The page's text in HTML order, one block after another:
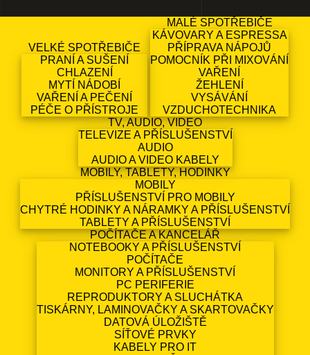
VELKÉ SPOTŘEBIČE
PRANÍ A SUŠENÍ
CHLAZENÍ
MYTÍ NÁDOBÍ
VAŘENÍ A PEČENÍ
PÉČE O PŘÍSTROJE
MALÉ SPOTŘEBIČE
KÁVOVARY A ESPRESSA
PŘÍPRAVA NÁPOJŮ
POMOCNÍK PŘI MIXOVÁNÍ
VAŘENÍ
ŽEHLENÍ
VYSÁVÁNÍ
VZDUCHOTECHNIKA
TV, AUDIO, VIDEO
TELEVIZE A PŘÍSLUŠENSTVÍ
AUDIO
AUDIO A VIDEO KABELY
MOBILY, TABLETY, HODINKY
MOBILY
PŘÍSLUŠENSTVÍ PRO MOBILY
CHYTRÉ HODINKY A NÁRAMKY A PŘÍSLUŠENSTVÍ
TABLETY A PŘÍSLUŠENSTVÍ
POČÍTAČE A KANCELÁŘ
NOTEBOOKY A PŘÍSLUŠENSTVÍ
POČÍTAČE
MONITORY A PŘÍSLUŠENSTVÍ
PC PERIFERIE
REPRODUKTORY A SLUCHÁTKA
TISKÁRNY, LAMINOVAČKY A SKARTOVAČKY
DATOVÁ ÚLOŽIŠTĚ
SÍŤOVÉ PRVKY
KABELY PRO IT